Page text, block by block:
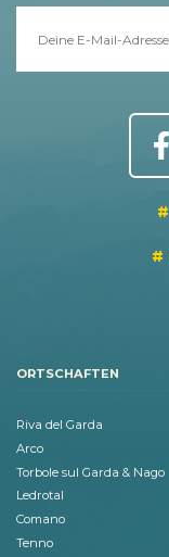
ORTSCHAFTEN
Riva del Garda
Arco
Torbole sul Garda & Nago
Ledrotal
Comano
Tenno